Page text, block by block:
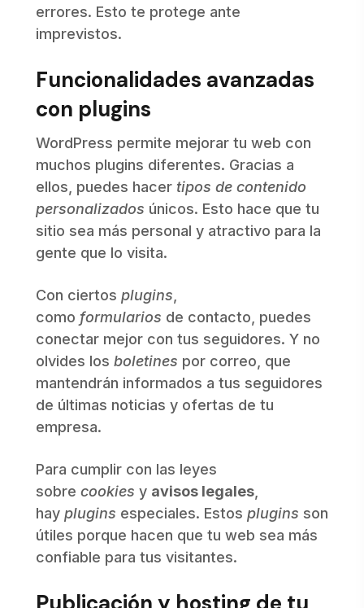
errores. Esto te protege ante
imprevistos.
Funcionalidades avanzadas
con plugins
WordPress permite mejorar tu web con
muchos plugins diferentes. Gracias a
ellos, puedes hacer tipos de contenido
personalizados únicos. Esto hace que tu
sitio sea más personal y atractivo para la
gente que lo visita.
Con ciertos plugins
como formularios de contacto, puedes
conectar mejor con tus seguidores. Y no
olvides los boletines por correo, que
mantendrán informados a tus seguidores
de últimas noticias y ofertas de tu
empresa.
Para cumplir con las leyes
sobre cookies y avisos legales
hay plugins especiales. Estos plugins son
útiles porque hacen que tu web sea más
confiable para tus visitantes.